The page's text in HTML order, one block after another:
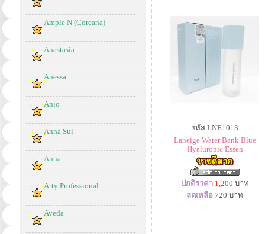
Ample N (Coreana)
Anastasia
Anessa
Anjo
Anna Sui
Anua
Arty Professional
Aveda
รหัส LNE1013
Laneige Water Bank Blue
Hyaluronic Essen
ปกติราคา 1,200บาท
ลดเหลือ 720 บาท